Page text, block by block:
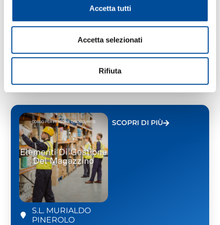
Accetta tutti
Accetta selezionati
Rifiuta
ALLA TRANSIZIONE
VERDE E DIGITALE –
60 ORE
S.L. MURIALDO
PINEROLO
SCOPRI DI PIÙ